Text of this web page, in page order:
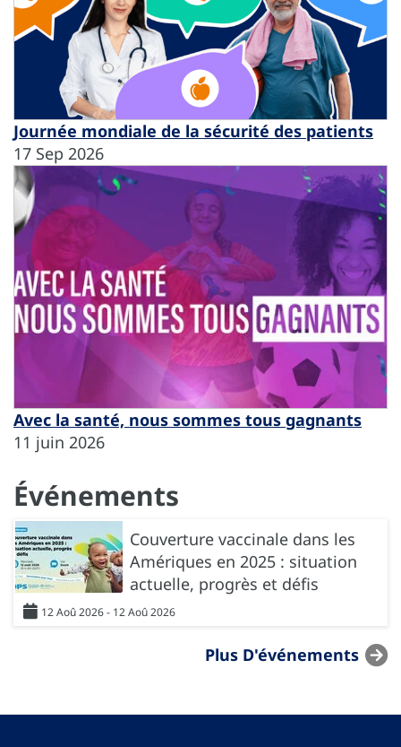
Journée mondiale de la sécurité des patients
17 Sep 2026
Avec la santé, nous sommes tous gagnants
11 juin 2026
Événements
Couverture vaccinale dans les
Amériques en 2025 : situation
actuelle, progrès et défis
12 Aoû 2026 - 12 Aoû 2026
Plus D'événements